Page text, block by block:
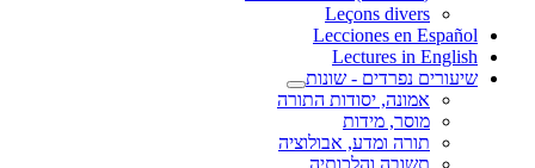
Leçons divers
Lecciones en Español
Lectures in English
שיעורים נפרדים - שונות
אמונה, יסודות התורה
מוסר, מידות
תורה ומדע, אבולוציה